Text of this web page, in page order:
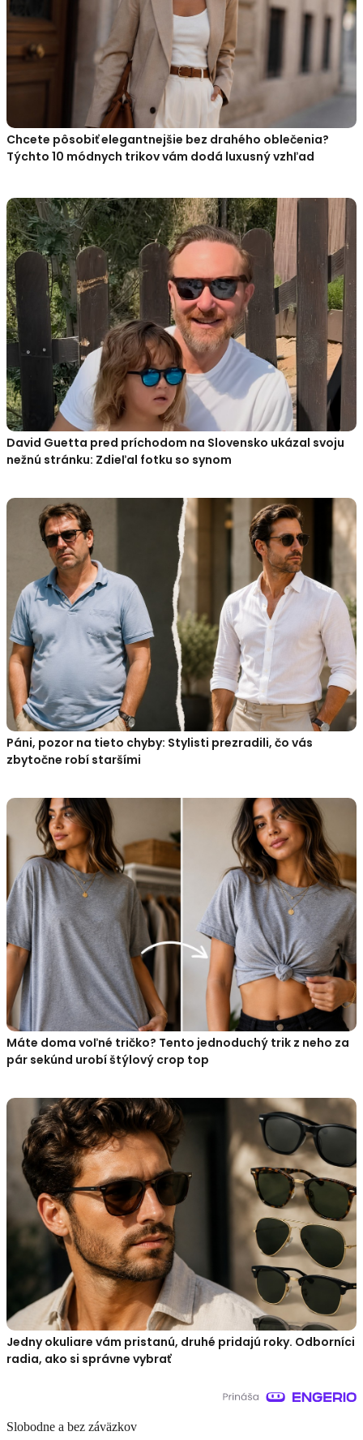
Chcete pôsobiť elegantnejšie bez drahého oblečenia?
Týchto 10 módnych trikov vám dodá luxusný vzhľad
David Guetta pred príchodom na Slovensko ukázal svoju
nežnú stránku: Zdieľal fotku so synom
Páni, pozor na tieto chyby: Stylisti prezradili, čo vás
zbytočne robí staršími
Máte doma voľné tričko? Tento jednoduchý trik z neho za
pár sekúnd urobí štýlový crop top
Jedny okuliare vám pristanú, druhé pridajú roky. Odborníci
radia, ako si správne vybrať
Slobodne a bez záväzkov